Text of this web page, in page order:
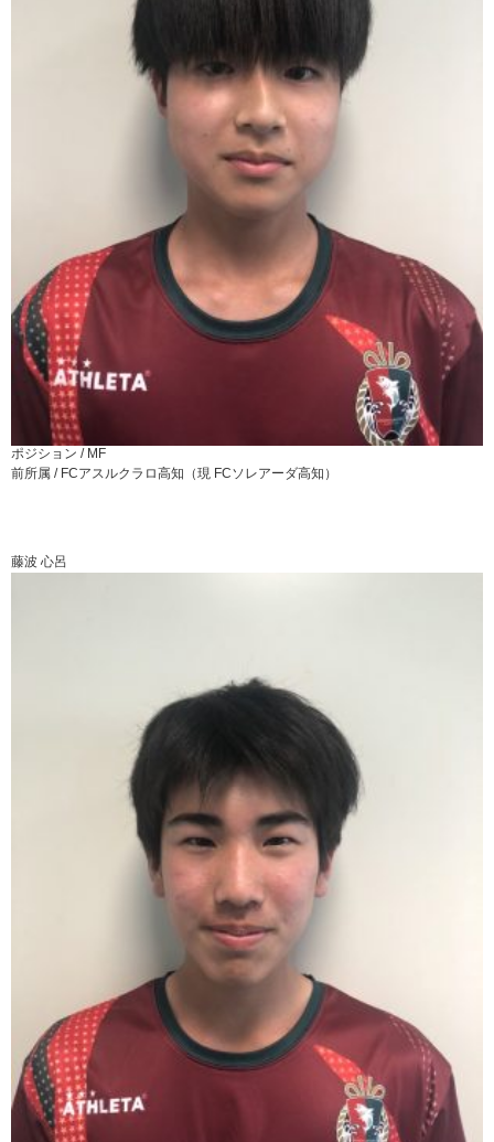
ポジション / MF
前所属 / FCアスルクラロ高知（現 FCソレアーダ高知）
藤波 心呂